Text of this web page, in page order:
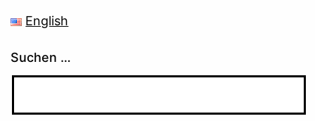
English
Suchen …